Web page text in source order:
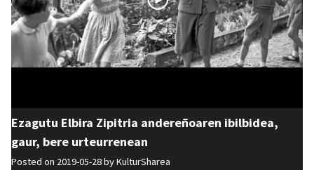
Ezagutu Elbira Zipitria andereñoaren ibilbidea,
gaur, bere urteurrenean
Posted on 2019-05-28 byKulturSharea